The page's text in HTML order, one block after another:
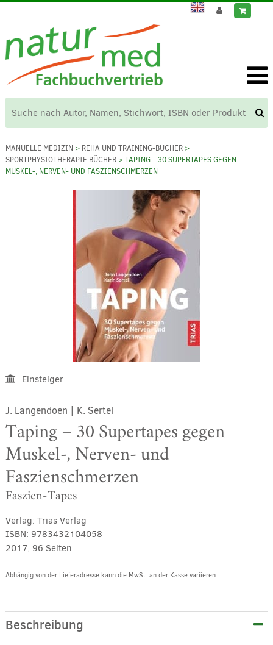
MANUELLE MEDIZIN > REHA UND TRAINING-BÜCHER>
SPORTPHYSIOTHERAPIE BÜCHER> TAPING – 30 SUPERTAPES GEGEN
MUSKEL-, NERVEN- UND FASZIENSCHMERZEN
Einsteiger
J. Langendoen | K. Sertel
Taping – 30 Supertapes gegen
Muskel-, Nerven- und
Faszienschmerzen
Faszien-Tapes
Verlag: Trias Verlag
ISBN: 9783432104058
2017, 96 Seiten
Abhängig von der Lieferadresse kann die MwSt. an der Kasse variieren.
Beschreibung